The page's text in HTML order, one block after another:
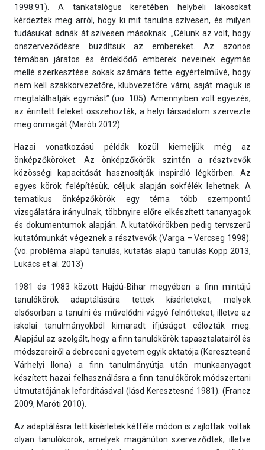
1998:91). A tankatalógus keretében helybeli lakosokat
kérdeztek meg arról, hogy ki mit tanulna szívesen, és milyen
tudásukat adnák át szívesen másoknak. „Célunk az volt, hogy
önszerveződésre buzdítsuk az embereket. Az azonos
témában járatos és érdeklődő emberek neveinek egymás
mellé szerkesztése sokak számára tette egyértelművé, hogy
nem kell szakkörvezetőre, klubvezetőre várni, saját maguk is
megtalálhatják egymást” (uo. 105). Amennyiben volt egyezés,
az érintett feleket összehozták, a helyi társadalom szervezte
meg önmagát (Maróti 2012).
Hazai vonatkozású példák közül kiemeljük még az
önképzőköröket. Az önképzőkörök szintén a résztvevők
közösségi kapacitását hasznosítják inspiráló légkörben. Az
egyes körök felépítésük, céljuk alapján sokfélék lehetnek. A
tematikus önképzőkörök egy téma több szempontú
vizsgálatára irányulnak, többnyire előre elkészített tananyagok
és dokumentumok alapján. A kutatókörökben pedig tervszerű
kutatómunkát végeznek a résztvevők (Varga – Vercseg 1998).
(vö. probléma alapú tanulás, kutatás alapú tanulás Kopp 2013,
Lukács et al. 2013)
1981 és 1983 között Hajdú-Bihar megyében a finn mintájú
tanulókörök adaptálására tettek kísérleteket, melyek
elsősorban a tanulni és művelődni vágyó felnőtteket, illetve az
iskolai tanulmányokból kimaradt ifjúságot célozták meg.
Alapjául az szolgált, hogy a finn tanulókörök tapasztalatairól és
módszereiről a debreceni egyetem egyik oktatója (Keresztesné
Várhelyi Ilona) a finn tanulmányútja után munkaanyagot
készített hazai felhasználásra a finn tanulókörök módszertani
útmutatójának lefordításával (lásd Keresztesné 1981). (Francz
2009, Maróti 2010).
Az adaptálásra tett kísérletek kétféle módon is zajlottak: voltak
olyan tanulókörök, amelyek magánúton szerveződtek, illetve